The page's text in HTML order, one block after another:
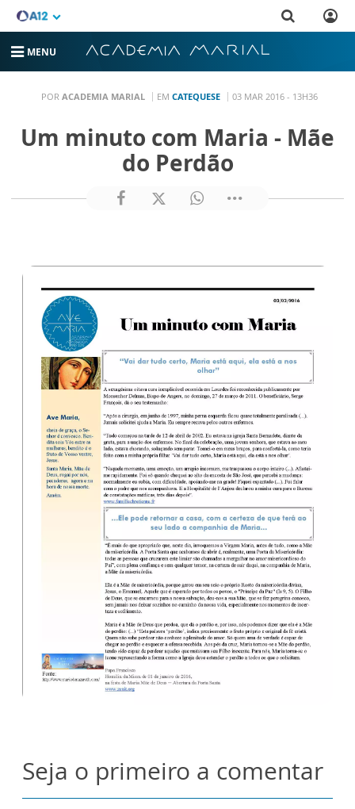
MENU
POR ACADEMIA MARIAL EM CATEQUESE 03 MAR 2016 - 13H36
Um minuto com Maria - Mãe
do Perdão
Seja o primeiro a comentar